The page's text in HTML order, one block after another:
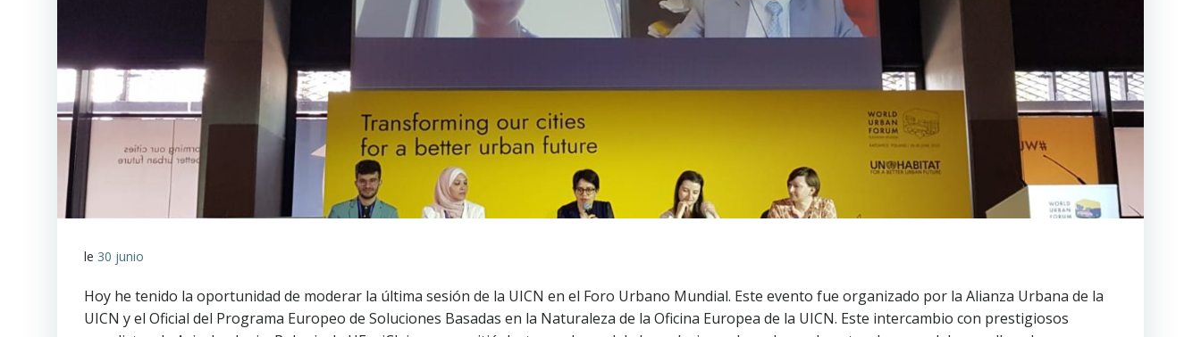
le 30 junio
Hoy he tenido la oportunidad de moderar la última sesión de la UICN en el Foro Urbano Mundial. Este evento fue organizado por la Alianza Urbana de la
UICN y el Oficial del Programa Europeo de Soluciones Basadas en la Naturaleza de la Oficina Europea de la UICN. Este intercambio con prestigiosos